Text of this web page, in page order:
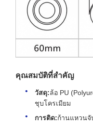
คุณสมบัติที่สำคัญ
วัสดุ:ล้อ PU
ชุบโครเมียม
การติด:ก้านแหวนจั